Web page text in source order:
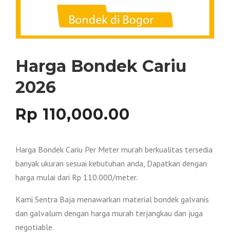
Harga Bondek Cariu
2026
Rp 110,000.00
Harga Bondek Cariu Per Meter murah berkualitas tersedia
banyak ukuran sesuai kebutuhan anda, Dapatkan dengan
harga mulai dari Rp 110.000/meter.
Kami Sentra Baja menawarkan material bondek galvanis
dan galvalum dengan harga murah terjangkau dan juga
negotiable.